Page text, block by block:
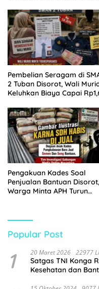
Pembelian Seragam di
2 Tuban Disorot, Wali
Keluhkan Biaya Capai
Pengakuan Kades Soal
Penjualan Bantuan Disorot,
Warga Minta APH Turun
Popular Post
1 20 Maret 2026 22977
Satgas TNI Konga
Kesehatan dan